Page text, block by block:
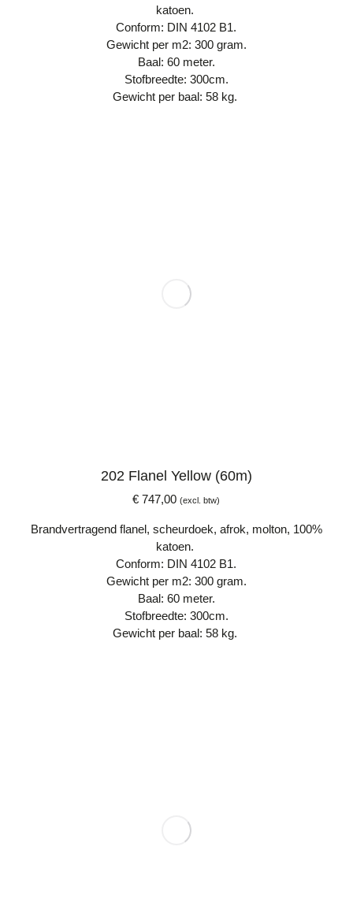
katoen.
Conform: DIN 4102 B1.
Gewicht per m2: 300 gram.
Baal: 60 meter.
Stofbreedte: 300cm.
Gewicht per baal: 58 kg.
202 Flanel Yellow (60m)
€ 747,00 (excl. btw)
Brandvertragend flanel, scheurdoek, afrok, molton, 100%
katoen.
Conform: DIN 4102 B1.
Gewicht per m2: 300 gram.
Baal: 60 meter.
Stofbreedte: 300cm.
Gewicht per baal: 58 kg.